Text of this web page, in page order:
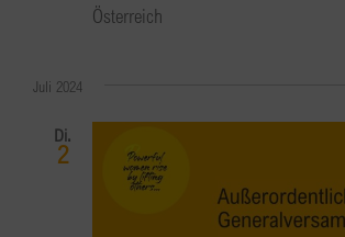
Österreich
Juli 2024
Di.
2